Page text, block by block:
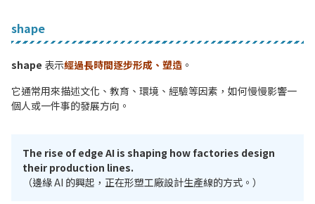
shape
shape 表示經過長時間逐步形成、塑造 。
它通常用來描述文化、教育、環境、經驗等因素，如何慢慢影響一
個人或一件事的發展方向。
The rise of edge AI is shaping how factories design
their production lines.
（邊緣 AI 的興起，正在形塑工廠設計生產線的方式。）